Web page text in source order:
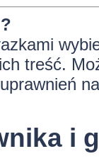
treść.
i